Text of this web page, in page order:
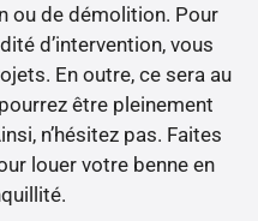
ou de démolition. Pour
d’intervention, vous
En outre, ce sera au
être pleinement
n’hésitez pas. Faites
louer votre benne en